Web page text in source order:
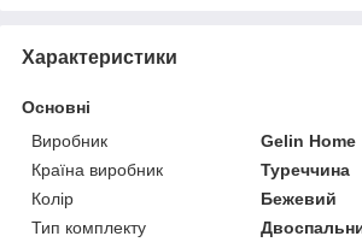
Характеристики
Основні
Виробник
Gelin Home
Країна виробник
Туреччина
Колір
Бежевий
Тип комплекту